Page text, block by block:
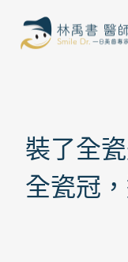
裝了全
全瓷冠